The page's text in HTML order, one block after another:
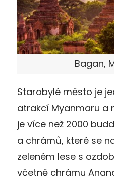
Bagan,
Starobylé město je
atrakcí Myanmaru a
je více než 2000
a chrámů, které se
zeleném lese s
včetně chrámu